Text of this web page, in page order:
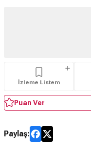
İzleme Listem
Puan Ver
Paylaş: